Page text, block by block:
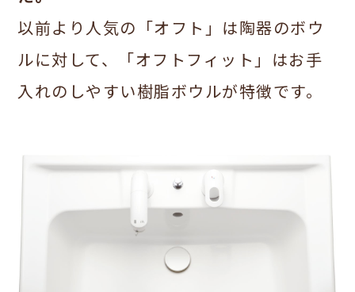
以前より人気の「オフト」は陶器のボウ
ルに対して、「オフトフィット」はお手
入れのしやすい樹脂ボウルが特徴です。